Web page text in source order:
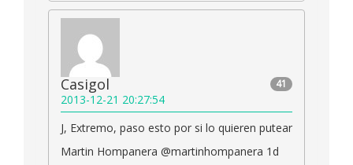
41
Casigol
2013-12-21 20:27:54
J, Extremo, paso esto por si lo quieren putear
Martin Hompanera @martinhompanera 1d